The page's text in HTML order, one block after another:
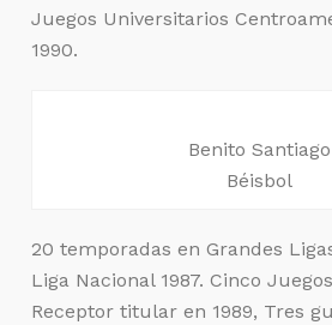
Juegos Universitarios
1990.
Benito Santiago
Béisbol
20 temporadas en Grandes
Liga Nacional 1987. Cinco
Receptor titular en 1989, Tres